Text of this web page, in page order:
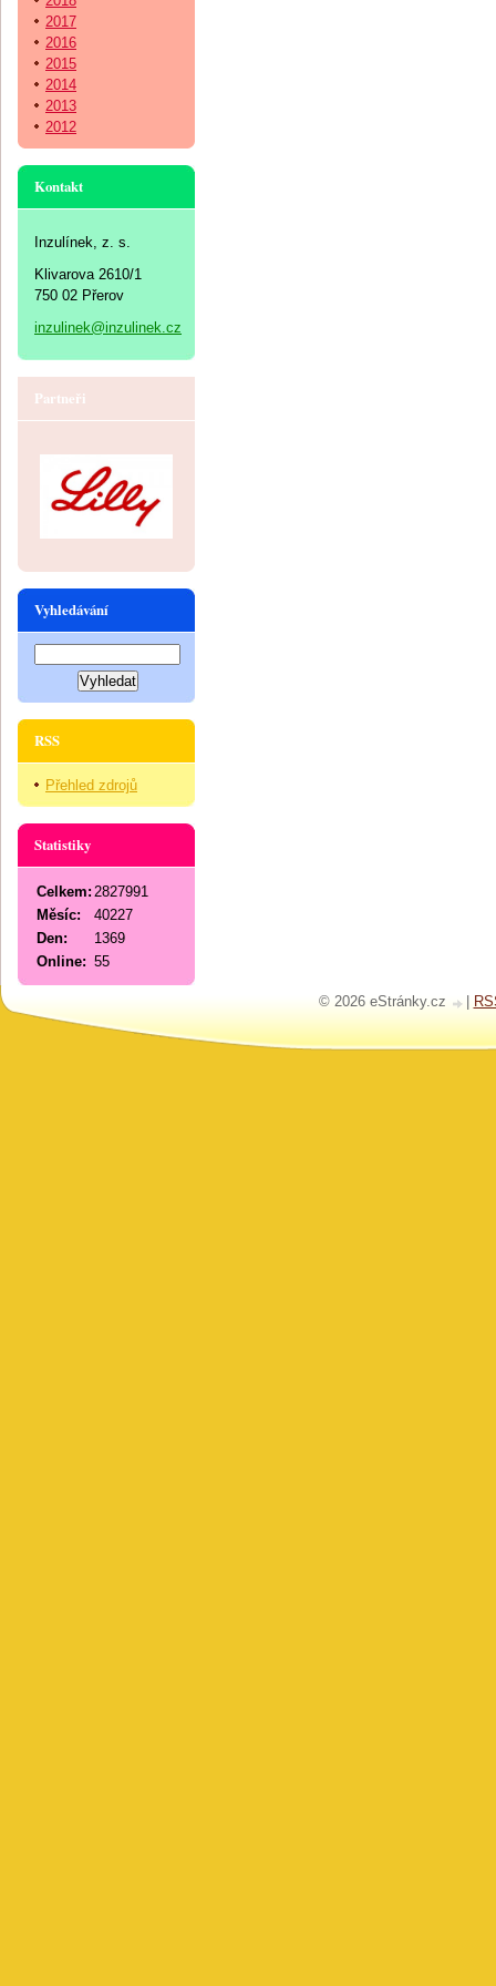
2017
2016
2015
2014
2013
2012
Kontakt
Inzulínek, z. s.
Klivarova 2610/1
750 02 Přerov
inzulinek@inzulinek.cz
Partneři
Vyhledávání
RSS
Přehled zdrojů
Statistiky
Online: 55
Celkem: 2827991
Měsíc:
40227
Den:
1369
© 2026 eStránky.cz